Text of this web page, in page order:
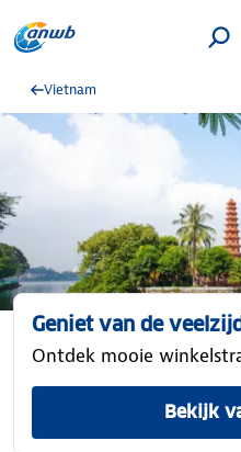
Vietnam
Geniet van de
Ontdek mooie
Bekijk